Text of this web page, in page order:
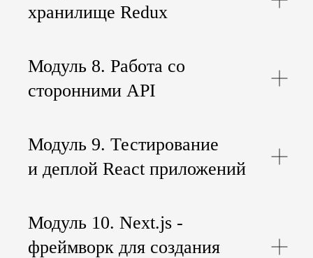
хранилище Redux
Модуль 8. Работа со
сторонними API
Модуль 9. Тестирование
и деплой React приложений
Модуль 10. Next.js -
фреймворк для создания
Курс "React: фронтенд-
Дистанционное обучение